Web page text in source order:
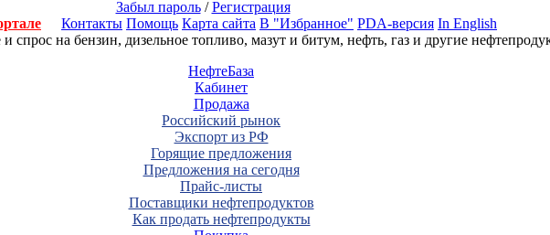
Забыл пароль/Регистрация
Контакты Помощь Карта сайта В "Избранное" PDA-версия In English
на бензин, дизельное топливо, мазут и битум, нефть, газ и другие
НефтеБаза
Кабинет
Продажа
Российский рынок
Экспорт из РФ
Горящие предложения
Предложения на сегодня
Прайс-листы
Поставщики нефтепродуктов
Как продать нефтепродукты